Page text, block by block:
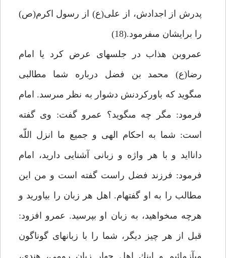
پدرش از اجدادش، از على(ع) از رسول اكرم(ص)
را برايشان مى‏فرمود.(18)
عمروبن هذاب در جلسه‏اى عرض كرد يا امام
رضا(ع) محمد بن فضل درباره شما مطالبى
مى‏گويد كه باوركردنش دشوار به نظر مى‏رسد. امام
فرمود: مگر چه مى‏گويد؟ عمرو گفت: وى گفته
است: شما به احكام الهى و جميع ما انزل اللّه
داناايد و با هر واژه و زبانى آشنايى داريد، امام
فرمود: فرزند فضل راست گفته است و من اين
مطالب را به او گفته‏ام. اهل هر زبان را بياوريد و
هرچه مى‏خواهيد، به زبان او بپرسيد. عمرو افزود:
قبل از هر چيز ديگر، شما را با زبان‏هاى گوناگون